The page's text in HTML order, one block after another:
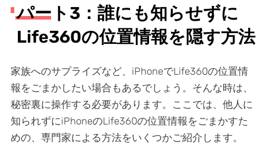
パート3：誰にも知らせずに
Life360の位置情報を隠す方法
家族へのサプライズなど、iPhoneでLife360の位置情
報をごまかしたい場合もあるでしょう。そんな時は、
秘密裏に操作する必要があります。ここでは、他人に
知られずにiPhoneのLife360の位置情報をごまかすた
めの、専門家による方法をいくつかご紹介します。